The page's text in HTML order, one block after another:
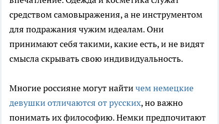
средством самовыражения, а не инструментом
для подражания чужим идеалам. Они
принимают себя такими, какие есть, и не видят
смысла скрывать свою индивидуальность.
Многие россияне могут найтичем немецкие
девушки отличаются от русских, но важно
понимать их философию. Немки предпочитают